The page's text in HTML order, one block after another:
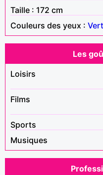
Taille : 172 cm
Couleurs des yeux :
Les
Loisirs
Films
Sports
Musiques